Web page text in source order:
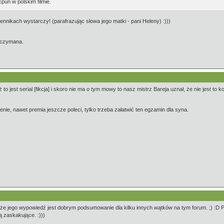
w polskim filmie.
wystarczy! (parafrazując słowa jego matki - pani Heleny) :)))
jest serial [fikcja] i skoro nie ma o tym mowy to nasz mistrz Bareja uznał, że nie jest to
nawet premia jeszcze poleci, tylko trzeba załatwić ten egzamin dla syna.
jego wypowiedź jest dobrym podsumowanie dla kilku innych wątków na tym forum. ;)
zaskakujące. :)))